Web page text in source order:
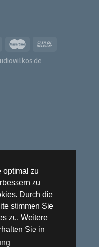
optimal zu
zu
Durch die
stimmen Sie
zu. Weitere
Sie in